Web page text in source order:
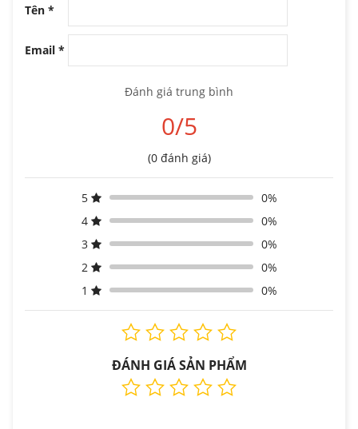
Tên *
Email *
Đánh giá trung bình
0/5
(0 đánh giá)
5
0%
4
0%
3
0%
2
0%
1
0%
ĐÁNH GIÁ SẢN PHẨM